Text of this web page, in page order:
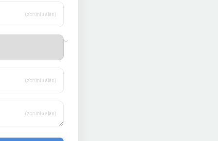
(zorunlu alan)
(zorunlu alan)
(zorunlu alan)